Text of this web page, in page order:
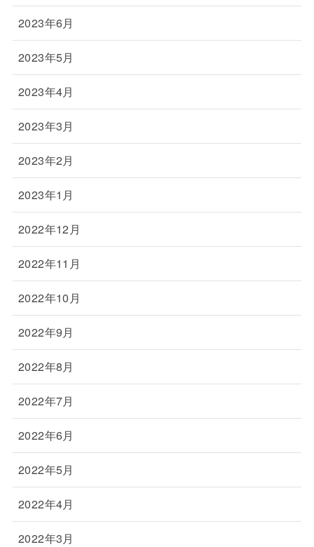
2023年6月
2023年5月
2023年4月
2023年3月
2023年2月
2023年1月
2022年12月
2022年11月
2022年10月
2022年9月
2022年8月
2022年7月
2022年6月
2022年5月
2022年4月
2022年3月